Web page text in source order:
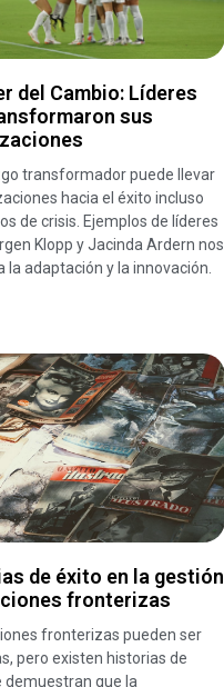
del Cambio: Líderes
sus
transformador puede llevar
hacia el éxito incluso
de crisis. Ejemplos de líderes
Klopp y Jacinda Ardern nos
la adaptación y la innovación.
de éxito en la gestión
fronterizas
fronterizas pueden ser
pero existen historias de
demuestran que la